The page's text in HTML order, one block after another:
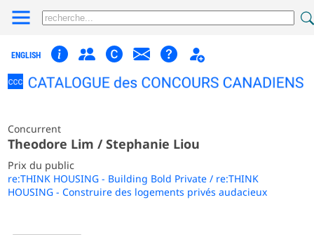
ENGLISH
Concurrent
Theodore Lim / Stephanie Liou
Prix du public
re:THINK HOUSING - Building Bold Private / re:THINK
HOUSING - Construire des logements privés audacieux